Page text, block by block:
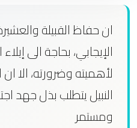
ان حفاظ القبيلة
الإيجابي، بحاجة الى
لأهميته وضرورته، الا
النبيل يتطلب بذل
ومستمر